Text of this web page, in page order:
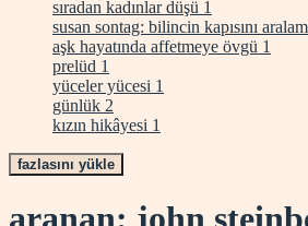
sıradan kadınlar düşü 1
susan sontag: bilincin kapısını
aşk hayatında affetmeye övgü 1
prelüd 1
yüceler yücesi 1
günlük 2
kızın hikâyesi 1
fazlasını yükle